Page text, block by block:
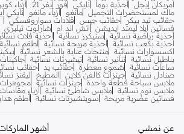
أمريكان إيجل أحذية بوما نايكي فور إيفر 21 أزياء كويز
ماك لمستحضرات التجميل مانغو أزياء مانغو نايكي
حقائب تيد بيكر حقائب جيس
قلادات سواروفسكي
فساتين ايلا ليمتد ايديشن اتش اند ام شارلوت تيلبري
أحذية رياضية نسائية
سنيكرز نسائية أحذية فلات
أحذية بكعب نسائية أحذية مريحة نسائية أطقم نسائية
اكسسوارات نسائية منتجات عناية بالشعر نسائية
بناطيل نسائية تنانير نسائية تيشيرتات نسائية
ساعات نسائية
شموع معطرة حقائب يد حقائب
صنادل نسائية جينزات كالفن كلاين المطبخ
ليقنز
ملابس سباحة قطعة واحدة جينزات نسائية مجوهرات
ملابس نوم نسائية ملابس شاطئ نسائية أزياء
فساتين عصرية مريحة
سويتشيرتات نسائية أطقم
عن نمشي أشهر